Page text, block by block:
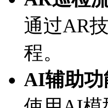
通过AR技
程。
AI辅助功能